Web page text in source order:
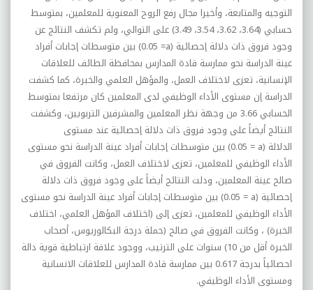
التوجيه والمتابعة، وأخيرا مجال رفع الروح المعنوية للمعلمين، بمتوسط
حسابي (3.64، 3.62، 3.54، 3.49) على التوالي، ولم تکشف النتائج عن
وجود فروق ذات دلالة إحصائية (0.05 =a) بين متوسطات إجابات أفراد
عينة الدراسة نحو ممارسة قادة المدارس بمحافظة الطائف للعلاقات
الإنسانية، تعزى لاختلاف العمل، والمؤهل العلمي والخبرة، کما کشفت
الدراسة إن مستوى الأداء الوظيفي لدى المعلمين کان مرتفعا بمتوسط
الحسابي 3.66 من وجهة نظر المعلمين والمشرفين التربويين، وکشفت
النتائج أيضاً على وجود فروق ذات دلالة إحصائية عند مستوى
الدلالة (0.05 = a) بين متوسطات إجابات أفراد عينة الدراسة نحو مستوى
الأداء الوظيفي للمعلمين، تعزى لاختلاف العمل، وکانت الفروق في
صالح عينة المعلمين، ودلت النتائج أيضاً على وجود فروق ذات دلالة
إحصائية (0.05 = a) بين متوسطات إجابات أفراد عينة الدراسة نحو مستوى
الأداء الوظيفي للمعلمين، تعزى إلى (اختلاف المؤهل العلمي، اختلاف
الخبرة) ، وکانت الفروق في صالح (حملة درجة البکالوريوس، أصحاب
الخبرة أقل من 10) سنوات على الترتيب، ووجود علاقة ارتباطية قوية دالة
احصائياً بدرجة 0.617 بين ممارسة قادة المدارس للعلاقات الانسانية
ومستوى الأداء الوظيفي.